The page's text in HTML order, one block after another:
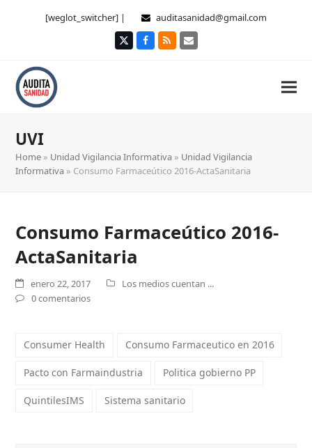
[weglot_switcher] | auditasanidad@gmail.com
TwitterFacebook
RSS Correo
UVI
Home » Unidad Vigilancia Informativa » Unidad Vigilancia
Informativa » Consumo Farmaceútico 2016-ActaSanitaria
Consumo Farmaceútico 2016-
ActaSanitaria
enero 22, 2017
Los medios cuentan ...
0 comentarios
Consumer Health Consumo Farmaceutico en 2016
Pacto con Farmaindustria Politica gobierno PP
QuintilesIMS Sistema sanitario